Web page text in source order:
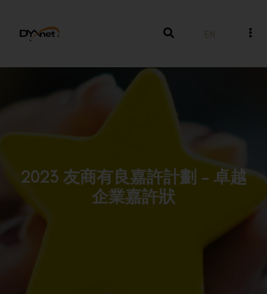
EN
2023 友商有良嘉許計劃 – 卓越
企業嘉許狀